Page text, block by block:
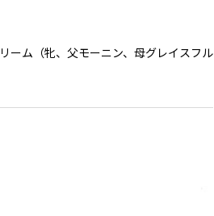
ーム（牝、父モーニン、母グレイスフル